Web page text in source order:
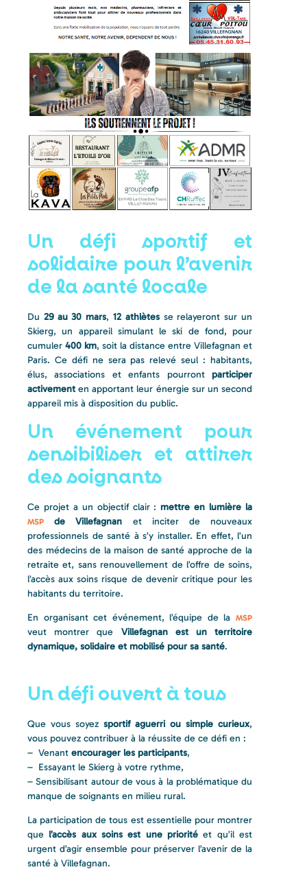
Un défi sportif et
solidaire pour l’avenir
de la santé locale
Du 29 au 30 mars,12 athlètesse relayeront sur un
Skierg, un appareil simulant le ski de fond, pour
cumuler 400 km, soit la distance entre Villefagnan et
Paris. Ce défi ne sera pas relevé seul : habitants,
élus, associations et enfants pourront participer
activement en apportant leur énergie sur un second
appareil mis à disposition du public.
Un événement pour
sensibiliser et attirer
des soignants
Ce projet a un objectif clair :mettre en lumière la
MSP de Villefagnan et inciter de nouveaux
professionnels de santé à s’y installer. En effet, l’un
des médecins de la maison de santé approche de la
retraite et, sans renouvellement de l’offre de soins,
l’accès aux soins risque de devenir critique pour les
habitants du territoire.
En organisant cet événement, l’équipe de la MSP
veut montrer que Villefagnan est un territoire
dynamique, solidaire et mobilisé pour sa santé.
Un défi ouvert à tous
Que vous soyez sportif aguerri ou simple curieux,
vous pouvez contribuer à la réussite de ce défi en :
– Venant encourager les participants,
– Essayant le Skierg à votre rythme,
– Sensibilisant autour de vous à la problématique du
manque de soignants en milieu rural.
La participation de tous est essentielle pour montrer
quel’accès aux soins est une priorité et qu’il est
urgent d’agir ensemble pour préserver l’avenir de la
santé à Villefagnan.